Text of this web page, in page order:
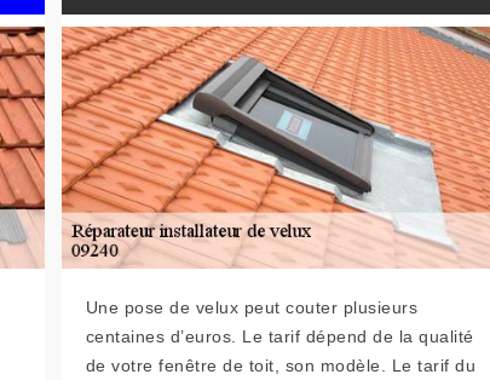
Une pose de velux peut couter plusieurs
centaines d’euros. Le tarif dépend de la qualité
de votre fenêtre de toit, son modèle. Le tarif du